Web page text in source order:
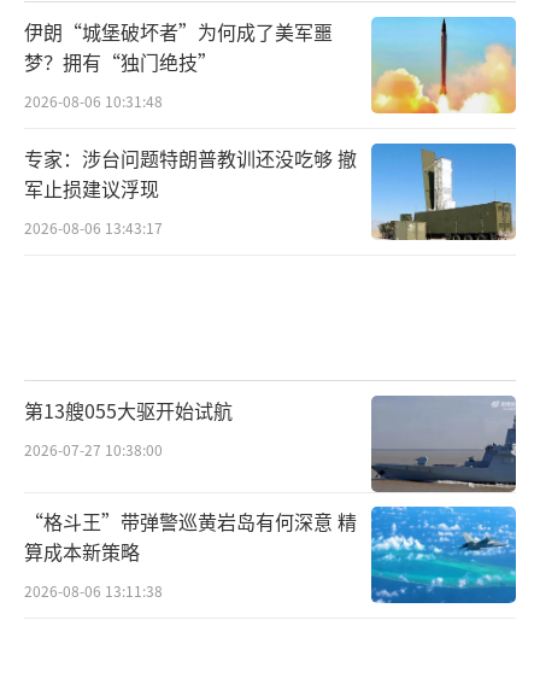
夕阳西下，硝烟未散
夜间海上综合补给即将展开
夜色中，数艘战舰破浪前行
伴随着微光
与受补舰进行视觉通信
官兵们全神贯注
伊朗“城堡破坏者”为何成了美军噩
梦？拥有“独门绝技”
2026-08-06 10:31:48
专家：涉台问题特朗普教训还没吃够 撤
军止损建议浮现
2026-08-06 13:43:17
第13艘055大驱开始试航
2026-07-27 10:38:00
“格斗王”带弹警巡黄岩岛有何深意 精
算成本新策略
2026-08-06 13:11:38